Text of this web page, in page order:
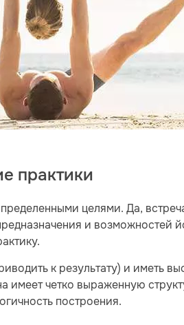
практики
целями. Да,
и возможностей
к результату) и иметь
имеет четко выраженную
построения.